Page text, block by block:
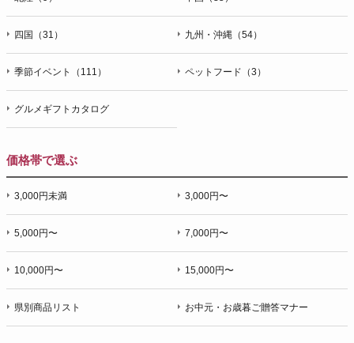
四国（31） 九州・沖縄（54）
季節イベント（111） ペットフード（3）
グルメギフトカタログ
価格帯で選ぶ
3,000円未満 3,000円〜
5,000円〜 7,000円〜
10,000円〜 15,000円〜
県別商品リスト お中元・お歳暮ご贈答マナー